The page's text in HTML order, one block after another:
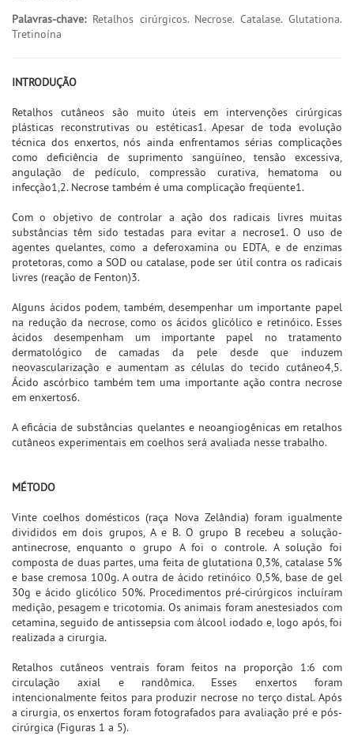
Palavras-chave:Retalhos cirúrgicos. Necrose. Catalase. Glutationa.
Tretinoína
INTRODUÇÃO
Retalhos cutâneos são muito úteis em intervenções cirúrgicas
plásticas reconstrutivas ou estéticas1. Apesar de toda evolução
técnica dos enxertos, nós ainda enfrentamos sérias complicações
como deficiência de suprimento sangüíneo, tensão excessiva,
angulação de pedículo, compressão curativa, hematoma ou
infecção1,2. Necrose também é uma complicação freqüente1.
Com o objetivo de controlar a ação dos radicais livres muitas
substâncias têm sido testadas para evitar a necrose1. O uso de
agentes quelantes, como a deferoxamina ou EDTA, e de enzimas
protetoras, como a SOD ou catalase, pode ser útil contra os radicais
livres (reação de Fenton)3.
Alguns ácidos podem, também, desempenhar um importante papel
na redução da necrose, como os ácidos glicólico e retinóico. Esses
ácidos desempenham um importante papel no tratamento
dermatológico de camadas da pele desde que induzem
neovascularização e aumentam as células do tecido cutâneo4,5.
Ácido ascórbico também tem uma importante ação contra necrose
em enxertos6.
A eficácia de substâncias quelantes e neoangiogênicas em retalhos
cutâneos experimentais em coelhos será avaliada nesse trabalho.
MÉTODO
Vinte coelhos domésticos (raça Nova Zelândia) foram igualmente
divididos em dois grupos, A e B. O grupo B recebeu a solução-
antinecrose, enquanto o grupo A foi o controle. A solução foi
composta de duas partes, uma feita de glutationa 0,3%, catalase 5%
e base cremosa 100g. A outra de ácido retinóico 0,5%, base de gel
30g e ácido glicólico 50%. Procedimentos pré-cirúrgicos incluíram
medição, pesagem e tricotomia. Os animais foram anestesiados com
cetamina, seguido de antissepsia com álcool iodado e, logo após, foi
realizada a cirurgia.
Retalhos cutâneos ventrais foram feitos na proporção 1:6 com
circulação axial e randômica. Esses enxertos foram
intencionalmente feitos para produzir necrose no terço distal. Após
a cirurgia, os enxertos foram fotografados para avaliação pré e pós-
cirúrgica (Figuras 1 a 5).